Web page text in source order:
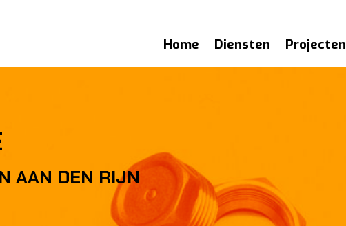
Home Diensten Projecten
AAN DEN RIJN